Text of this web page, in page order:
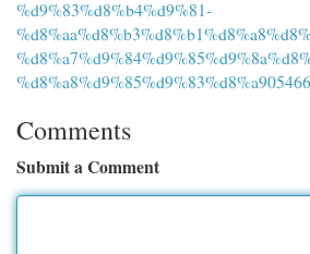
%d9%83%d8%b4%d9%81-
Comments
Submit a Comment